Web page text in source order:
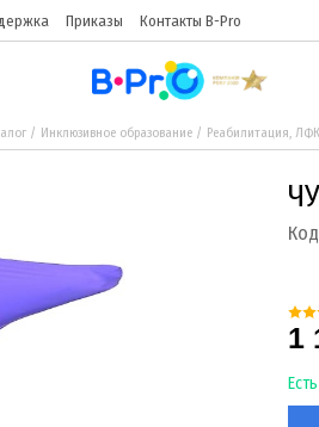
Приказы Контакты B-Pro
Инклюзивное образование Реабилитация, ЛФК
1